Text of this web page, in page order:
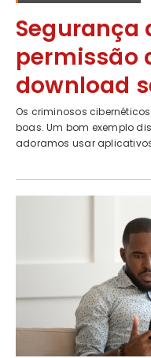
Segurança
permissão
download
Os criminosos
boas. Um bom exemplo
adoramos usar